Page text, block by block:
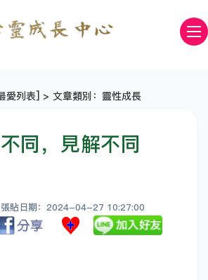
愛列表] > 文章類別：靈性成長
同，見解不同
張貼日期：2024-04-27 10:27:00